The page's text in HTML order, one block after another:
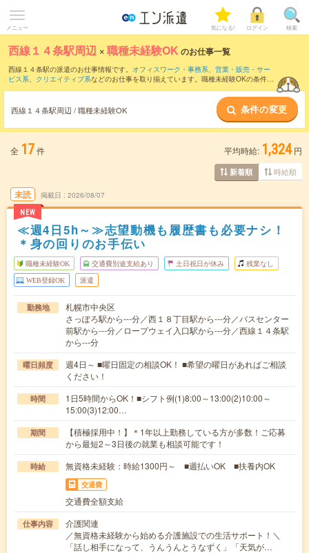
メニュー 気になる! ログイン 検索
西線１４条駅周辺 ×職種未経験OK のお仕事一覧
西線１４条駅の派遣のお仕事情報です。 オフィスワーク・事務系、 営業・販売・サー
ビス系、 クリエイティブ系などのお仕事を取り揃えています。職種未経験OKの条件の
西線１４条駅周辺 / 職種未経験OK 条件の変更
全 17件 平均時給: 1,324 円
新着順 時給順
未読
NEW
掲載日 2026/08/07
≪週4日5h～≫志望動機も履歴書も必要ナシ！
＊身の回りのお手伝い
職種未経験OK 交通費別途支給あり 土日祝日が休み 残業なし
WEB登録OK 派遣
勤務地
札幌市中央区
さっぽろ駅から---分／西１８丁目駅から---分／バスセンター
前駅から---分／ロープウェイ入口駅から---分／西線１４条駅
から---分
曜日頻度
週4日～ ■曜日固定の相談OK！ ■希望の曜日があればご相談
ください！
時間
1日5時間からOK！■シフト例(1)8:00～13:00(2)10:00～
15:00(3)12:00…
期間
【積極採用中！】＊1年以上勤務している方が多数！ご応募
から最短2～3日後の就業も相談可能です！
時給 無資格未経験：時給1300円～ ■週払いOK ■扶養内OK
交通費
交通費全額支給
仕事内容
介護関連
／無資格未経験から始める介護施設での生活サポート！＼
「話し相手になって、うんうんとうなずく」「天気が…